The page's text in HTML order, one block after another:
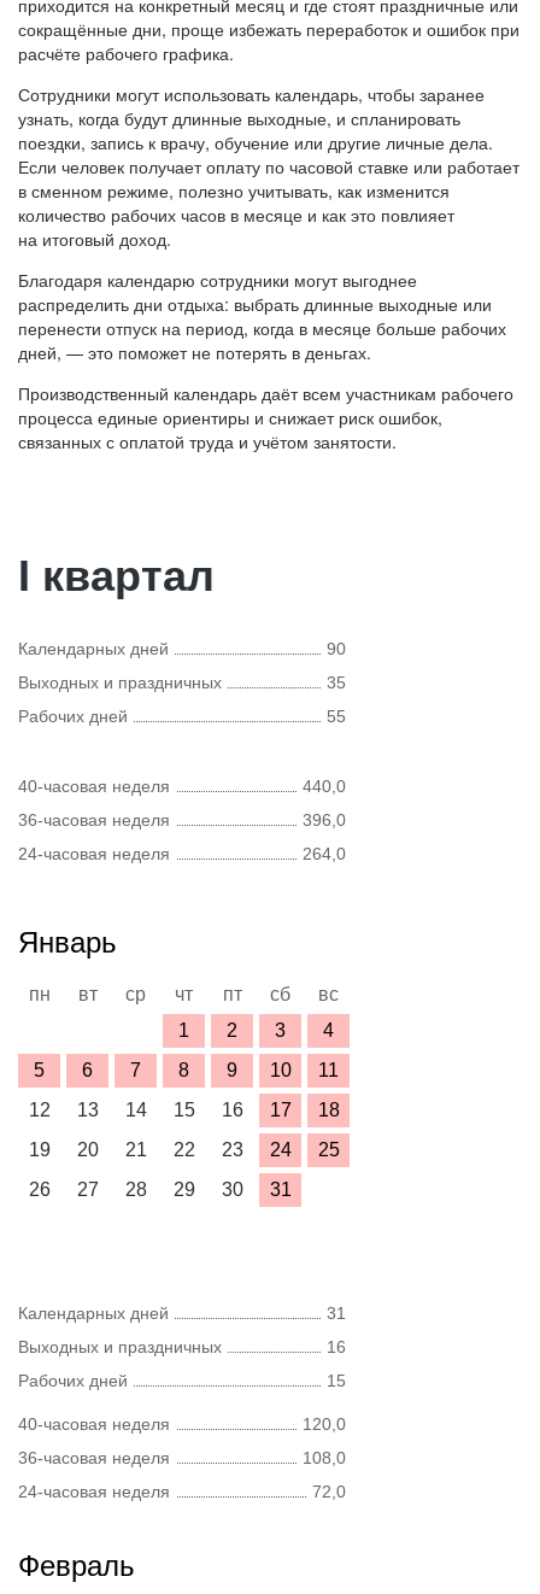
приходится на конкретный месяц и где стоят праздничные или
сокращённые дни, проще избежать переработок и ошибок при
расчёте рабочего графика.
Сотрудники могут использовать календарь, чтобы заранее
узнать, когда будут длинные выходные, и спланировать
поездки, запись к врачу, обучение или другие личные дела.
Если человек получает оплату по часовой ставке или работает
в сменном режиме, полезно учитывать, как изменится
количество рабочих часов в месяце и как это повлияет
на итоговый доход.
Благодаря календарю сотрудники могут выгоднее
распределить дни отдыха: выбрать длинные выходные или
перенести отпуск на период, когда в месяце больше рабочих
дней, — это поможет не потерять в деньгах.
Производственный календарь даёт всем участникам рабочего
процесса единые ориентиры и снижает риск ошибок,
связанных с оплатой труда и учётом занятости.
I квартал
Календарных дней
90
Выходных и праздничных
35
Рабочих дней
55
40-часовая неделя
440,0
36-часовая неделя
396,0
24-часовая неделя
264,0
Январь
пн вт ср чт пт сб
вс
1
2 3
4
5
6 7 8 9 10
11
12
13 14 15 16 17
18
19
20 21 22 23 24
25
26
27 28 29 30 31
Календарных дней
31
Выходных и праздничных
16
Рабочих дней
15
40-часовая неделя
120,0
36-часовая неделя
108,0
24-часовая неделя
72,0
Февраль